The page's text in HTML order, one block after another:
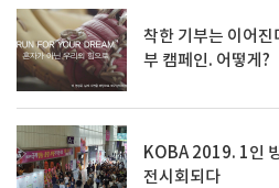
착한 기부는 이어진
부 캠페인. 어떻게?
KOBA 2019. 1인
전시회되다